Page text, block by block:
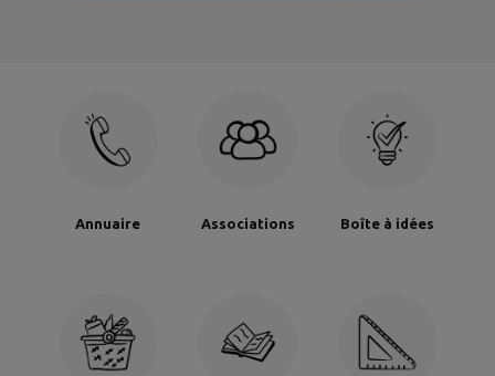
Annuaire Associations Boîte à idées